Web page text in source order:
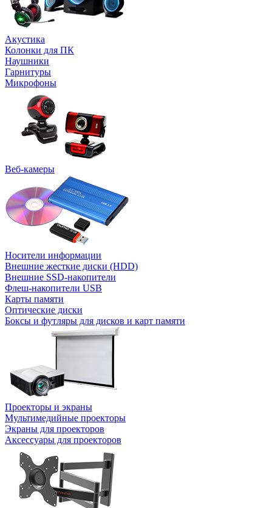
Акустика
Колонки для ПК
Наушники
Гарнитуры
Микрофоны
Веб-камеры
Носители информации
Внешние жесткие диски (HDD)
Внешние SSD-накопители
Флеш-накопители USB
Карты памяти
Оптические диски
Боксы и футляры для дисков и карт памяти
Проекторы и экраны
Мультимедийные проекторы
Экраны для проекторов
Аксессуары для проекторов